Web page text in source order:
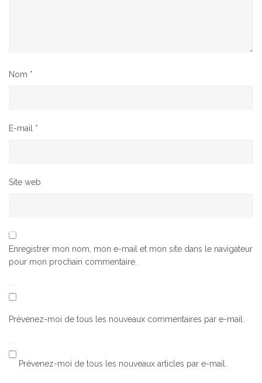
Nom *
E-mail *
Site web
Enregistrer mon nom, mon e-mail et mon site dans le navigateur
pour mon prochain commentaire.
Prévenez-moi de tous les nouveaux commentaires par e-mail.
Prévenez-moi de tous les nouveaux articles par e-mail.